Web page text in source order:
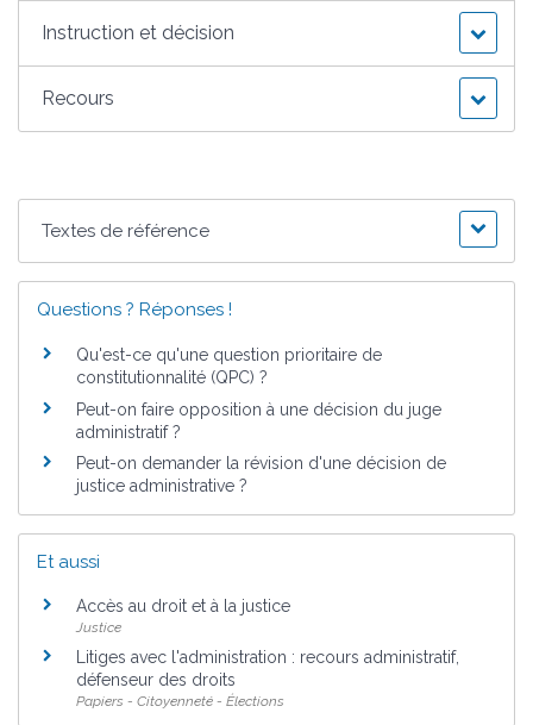
Instruction et décision
Recours
Textes de référence
Questions ? Réponses !
Qu'est-ce qu'une question prioritaire de
constitutionnalité (QPC) ?
Peut-on faire opposition à une décision du juge
administratif ?
Peut-on demander la révision d'une décision de
justice administrative ?
Et aussi
Accès au droit et à la justice
Justice
Litiges avec l'administration : recours administratif,
défenseur des droits
Papiers - Citoyenneté - Élections